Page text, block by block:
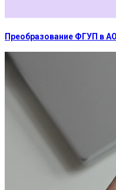
Преобразование ФГУП в